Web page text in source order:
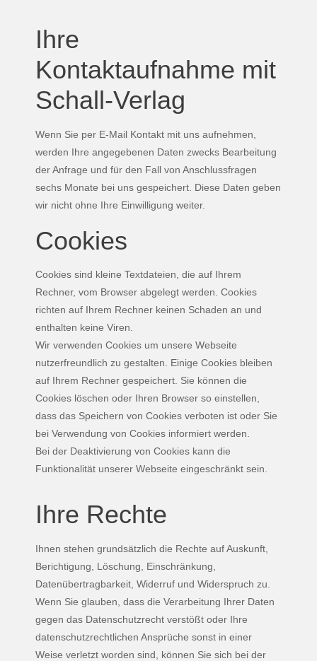
Ihre
Kontaktaufnahme mit
Schall-Verlag
Wenn Sie per E-Mail Kontakt mit uns aufnehmen,
werden Ihre angegebenen Daten zwecks Bearbeitung
der Anfrage und für den Fall von Anschlussfragen
sechs Monate bei uns gespeichert. Diese Daten geben
wir nicht ohne Ihre Einwilligung weiter.
Cookies
Cookies sind kleine Textdateien, die auf Ihrem
Rechner, vom Browser abgelegt werden. Cookies
richten auf Ihrem Rechner keinen Schaden an und
enthalten keine Viren.
Wir verwenden Cookies um unsere Webseite
nutzerfreundlich zu gestalten. Einige Cookies bleiben
auf Ihrem Rechner gespeichert. Sie können die
Cookies löschen oder Ihren Browser so einstellen,
dass das Speichern von Cookies verboten ist oder Sie
bei Verwendung von Cookies informiert werden.
Bei der Deaktivierung von Cookies kann die
Funktionalität unserer Webseite eingeschränkt sein.
Ihre Rechte
Ihnen stehen grundsätzlich die Rechte auf Auskunft,
Berichtigung, Löschung, Einschränkung,
Datenübertragbarkeit, Widerruf und Widerspruch zu.
Wenn Sie glauben, dass die Verarbeitung Ihrer Daten
gegen das Datenschutzrecht verstößt oder Ihre
datenschutzrechtlichen Ansprüche sonst in einer
Weise verletzt worden sind, können Sie sich bei der